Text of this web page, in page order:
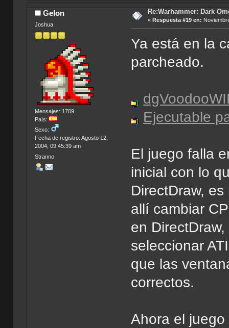
Gelon
Joshua
Mensajes: 1709
País:
Sexo:
Fecha de registro: Agosto 12,
2004, 09:45:39 am
Stranno
Re:Warhammer: Dark
« Respuesta #19 en:
Ya está en la
parcheado.
Ejecutable
El juego falla
inicial con lo
DirectDraw,
allí cambiar
en
seleccionar
que las
correctos.
Ahora el